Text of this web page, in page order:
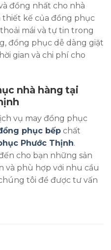
đồng nhất cho nhà
thiết kế của đồng phục
mái và tự tin trong
đồng phục dễ dàng giặt
gian và chi phí cho
nhà hàng tại
vụ may đồng phục
phục bếp chất
Phước Thịnh.
cho bạn những sản
và phù hợp với nhu cầu
tôi để được tư vấn